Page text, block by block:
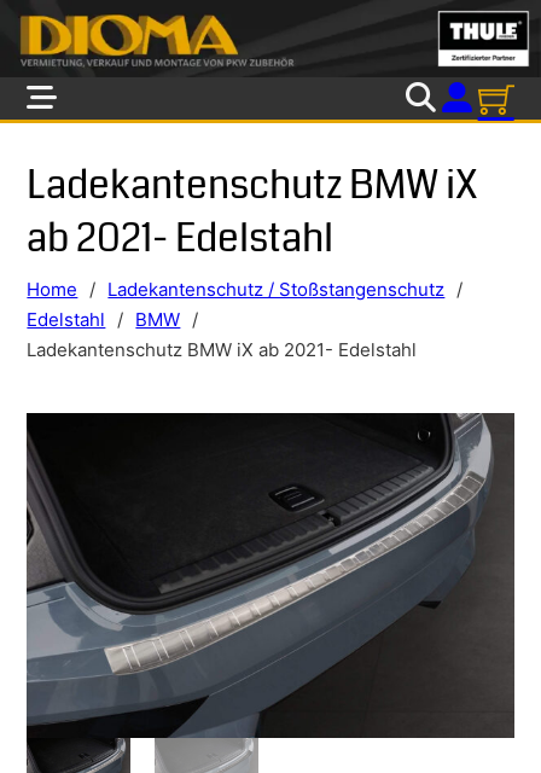
Skip to main content
Skip to footer
Ladekantenschutz BMW iX
ab 2021- Edelstahl
Home / Ladekantenschutz / Stoßstangenschutz /
Edelstahl
/ BMW /
Ladekantenschutz BMW iX ab 2021- Edelstahl